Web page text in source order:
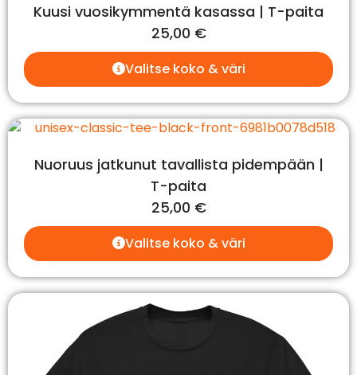
Kuusi vuosikymmentä kasassa | T-paita
25,00 €
Valitse koko & väri
Nuoruus jatkunut tavallista pidempään |
T-paita
25,00 €
Valitse koko & väri